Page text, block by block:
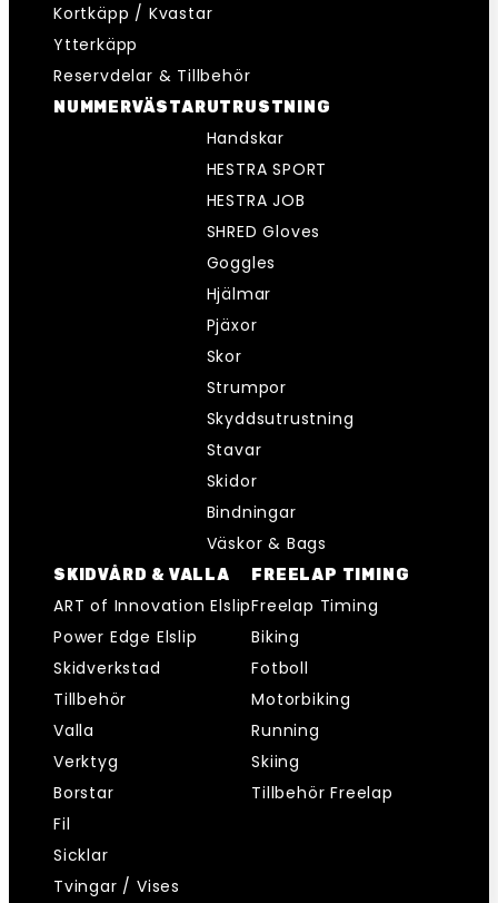
Kortkäpp / Kvastar
Ytterkäpp
Reservdelar & Tillbehör
NUMMERVÄSTARUTRUSTNING
Handskar
HESTRA SPORT
HESTRA JOB
SHRED Gloves
Goggles
Hjälmar
Pjäxor
Skor
Strumpor
Skyddsutrustning
Stavar
Skidor
Bindningar
Väskor & Bags
SKIDVÅRD & VALLA
ART of Innovation Elslip
Power Edge Elslip
Skidverkstad
Tillbehör
Valla
Verktyg
Borstar
Fil
Sicklar
Tvingar / Vises
FREELAP TIMING
Freelap Timing
Biking
Fotboll
Motorbiking
Running
Skiing
Tillbehör Freelap